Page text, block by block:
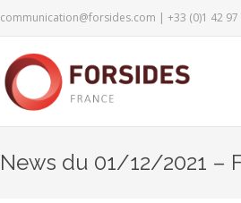
communication@forsides.com | +33 (0)1 42
News du 01/12/2021 –